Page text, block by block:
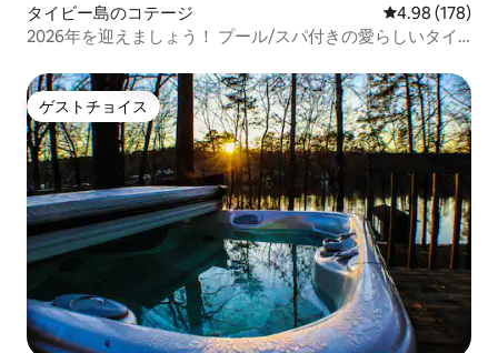
タイビー島のコテージ レビュー178
4.98 (178)
2026年を迎えましょう！ プール/スパ付きの愛らしいタイ
ゲストチョイス
ゲストチョイス